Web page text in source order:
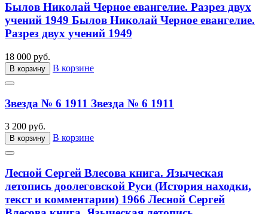
Былов Николай Черное евангелие. Разрез двух
учений 1949 Былов Николай Черное евангелие.
Разрез двух учений 1949
18 000 руб.
В корзину В корзине
Звезда № 6 1911 Звезда № 6 1911
3 200 руб.
В корзину В корзине
Лесной Сергей Влесова книга. Языческая
летопись доолеговской Руси (История находки,
текст и комментарии) 1966 Лесной Сергей